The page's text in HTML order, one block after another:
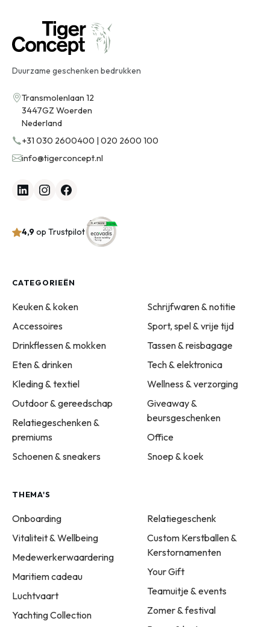
Duurzame geschenken bedrukken
Transmolenlaan 12
3447GZ Woerden
Nederland
+31 030 2600400 | 020 2600 100
info@tigerconcept.nl
4,9op Trustpilot
CATEGORIEËN
Keuken & koken
Accessoires
Drinkflessen & mokken
Eten & drinken
Kleding & textiel
Outdoor & gereedschap
Relatiegeschenken &
premiums
Schoenen & sneakers
Schrijfwaren & notitie
Sport, spel & vrije tijd
Tassen & reisbagage
Tech & elektronica
Wellness & verzorging
Giveaway &
beursgeschenken
Office
Snoep & koek
THEMA'S
Onboarding
Vitaliteit & Wellbeing
Medewerkerwaardering
Maritiem cadeau
Luchtvaart
Yachting Collection
Relatiegeschenk
Custom Kerstballen &
Kerstornamenten
Your Gift
Teamuitje & events
Zomer & festival